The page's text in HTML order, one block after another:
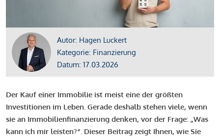
Autor: Hagen Luckert
Kategorie: Finanzierung
Datum: 17.03.2026
Der Kauf einer Immobilie ist meist eine der größten
Investitionen im Leben. Gerade deshalb stehen viele, wenn
sie an Immobilienfinanzierung denken, vor der Frage: „Was
kann ich mir leisten?“. Dieser Beitrag zeigt Ihnen, wie Sie